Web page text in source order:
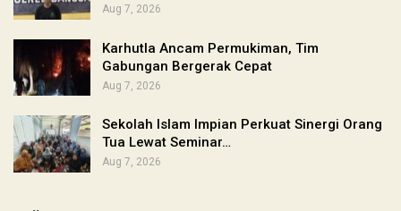
Aug 7, 2026
Karhutla Ancam Permukiman, Tim
Gabungan Bergerak Cepat
Aug 7, 2026
Sekolah Islam Impian Perkuat Sinergi Orang
Tua Lewat Seminar…
Aug 7, 2026